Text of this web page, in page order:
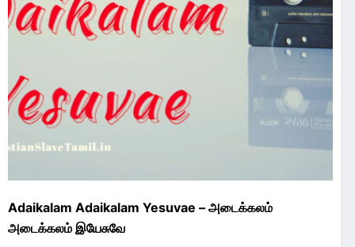
Adaikalam Adaikalam Yesuvae – அடைக்கலம்
அடைக்கலம் இயேசுவே